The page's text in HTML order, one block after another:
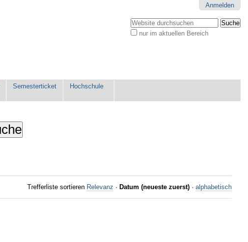
Anmelden
Website durchsuchen
nur im aktuellen Bereich
Semesterticket Hochschule
Trefferliste sortieren Relevanz · Datum (neueste zuerst) · alphabetisch